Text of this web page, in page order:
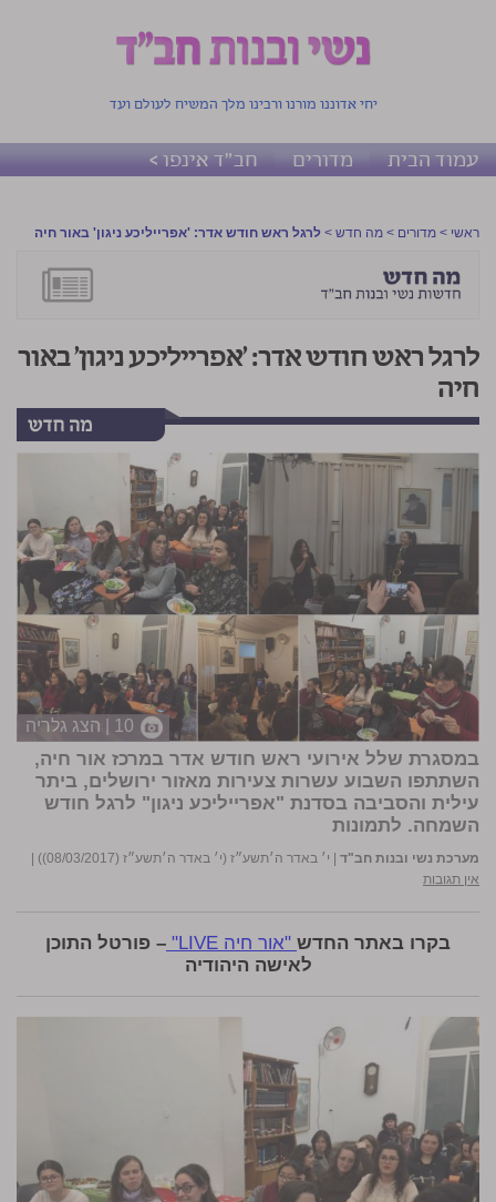
יחי אדוננו מורנו ורבינו מלך המשיח לעולם ועד
עמוד הבית מדורים חב"ד אינפו >
ראשי > מדורים > מה חדש > לרגל ראש חודש אדר: 'אפרייליכע ניגון' באור חיה
לרגל ראש חודש אדר: 'אפרייליכע ניגון' באור
חיה
10 | הצג גלריה
במסגרת שלל אירועי ראש חודש אדר במרכז אור חיה,
השתתפו השבוע עשרות צעירות מאזור ירושלים, ביתר
עילית והסביבה בסדנת "אפרייליכע ניגון" לרגל חודש
השמחה. לתמונות
מערכת נשי ובנות חב"ד י׳ באדר ה׳תשע״ז (י׳ באדר ה׳תשע״ז (08/03/2017))
אין תגובות
בקרו באתר החדש "אור חיה LIVE"
– פורטל התוכן
לאישה היהודיה